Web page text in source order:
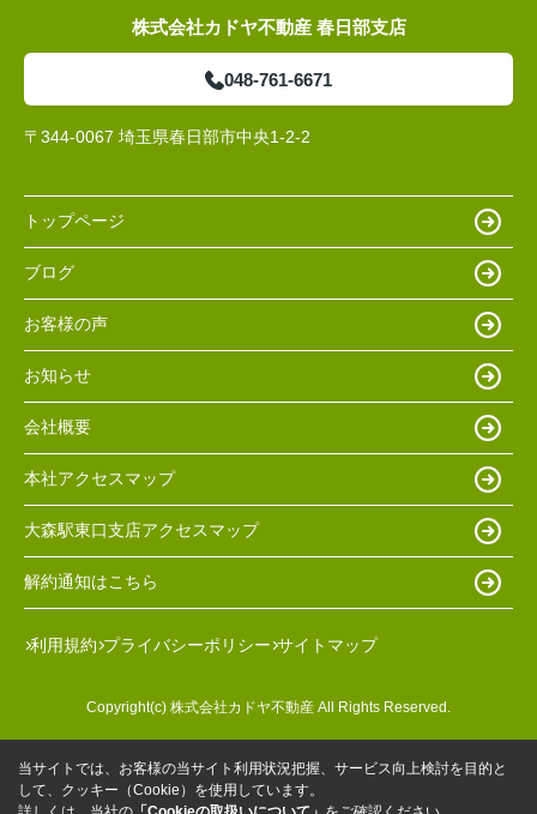
株式会社カドヤ不動産 春日部支店
048-761-6671
〒344-0067 埼玉県春日部市中央1-2-2
トップページ
ブログ
お客様の声
お知らせ
会社概要
本社アクセスマップ
大森駅東口支店アクセスマップ
解約通知はこちら
利用規約 プライバシーポリシー サイトマップ
Copyright(c) 株式会社カドヤ不動産 All Rights Reserved.
当サイトでは、お客様の当サイト利用状況把握、サービス向上検討を目的と
して、クッキー（Cookie）を使用しています。